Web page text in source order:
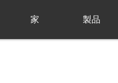
家 製品